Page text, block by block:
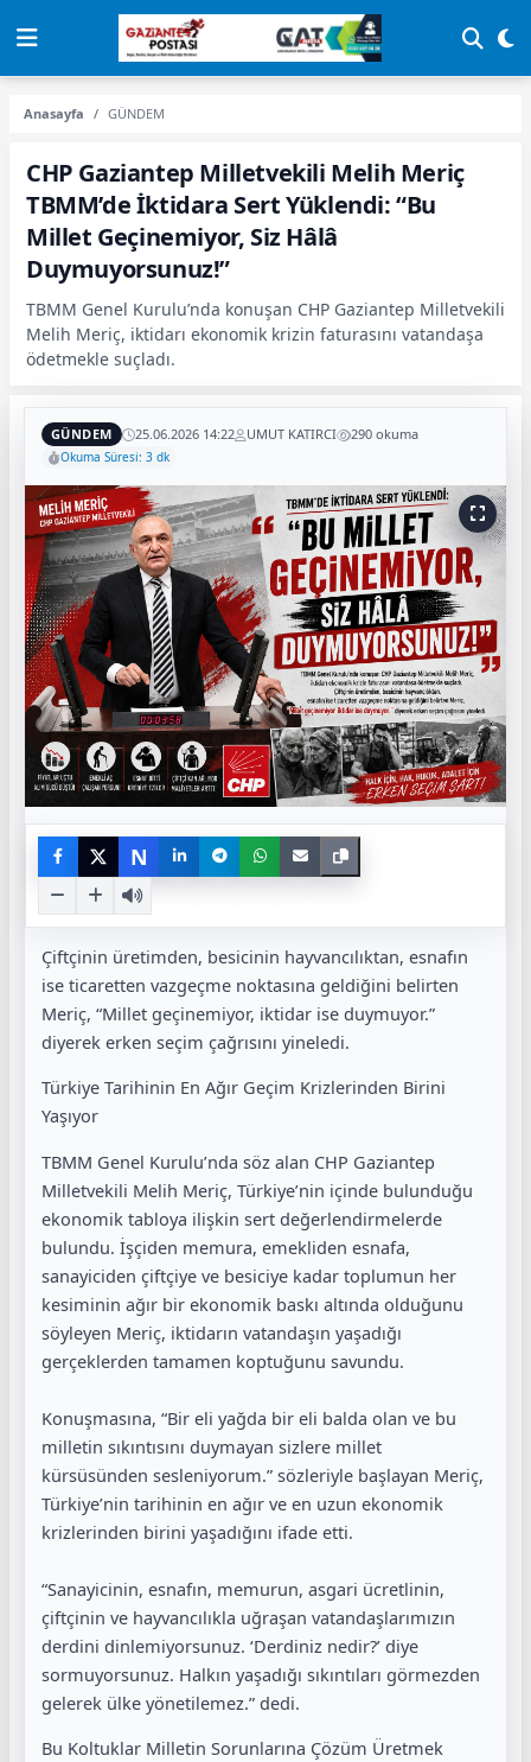
Anasayfa GÜNDEM
CHP Gaziantep Milletvekili Melih Meriç
TBMM’de İktidara Sert Yüklendi: “Bu
Millet Geçinemiyor, Siz Hâlâ
Duymuyorsunuz!”
TBMM Genel Kurulu’nda konuşan CHP Gaziantep Milletvekili
Melih Meriç, iktidarı ekonomik krizin faturasını vatandaşa
ödetmekle suçladı.
GÜNDEM 25.06.2026 14:22 UMUT KATIRCI 290 okuma
Okuma Süresi: 3 dk
N
Çiftçinin üretimden, besicinin hayvancılıktan, esnafın
ise ticaretten vazgeçme noktasına geldiğini belirten
Meriç, “Millet geçinemiyor, iktidar ise duymuyor.”
diyerek erken seçim çağrısını yineledi.
Türkiye Tarihinin En Ağır Geçim Krizlerinden Birini
Yaşıyor
TBMM Genel Kurulu’nda söz alan CHP Gaziantep
Milletvekili Melih Meriç, Türkiye’nin içinde bulunduğu
ekonomik tabloya ilişkin sert değerlendirmelerde
bulundu. İşçiden memura, emekliden esnafa,
sanayiciden çiftçiye ve besiciye kadar toplumun her
kesiminin ağır bir ekonomik baskı altında olduğunu
söyleyen Meriç, iktidarın vatandaşın yaşadığı
gerçeklerden tamamen koptuğunu savundu.
Konuşmasına, “Bir eli yağda bir eli balda olan ve bu
milletin sıkıntısını duymayan sizlere millet
kürsüsünden sesleniyorum.” sözleriyle başlayan Meriç,
Türkiye’nin tarihinin en ağır ve en uzun ekonomik
krizlerinden birini yaşadığını ifade etti.
“Sanayicinin, esnafın, memurun, asgari ücretlinin,
çiftçinin ve hayvancılıkla uğraşan vatandaşlarımızın
derdini dinlemiyorsunuz. ‘Derdiniz nedir?’ diye
sormuyorsunuz. Halkın yaşadığı sıkıntıları görmezden
gelerek ülke yönetilemez.” dedi.
Bu Koltuklar Milletin Sorunlarına Çözüm Üretmek